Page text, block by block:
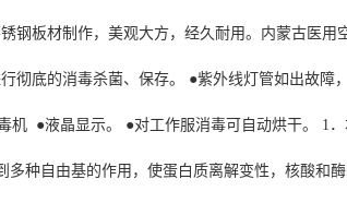
钢板材制作，美观大方，经久耐用。 内蒙古医用
彻底的消毒杀菌、保存。 ●紫外线灯管如出故障
机 ●液晶显示。 ●对工作服消毒可自动烘干。 1
种自由基的作用，使蛋白质离解变性，核酸和